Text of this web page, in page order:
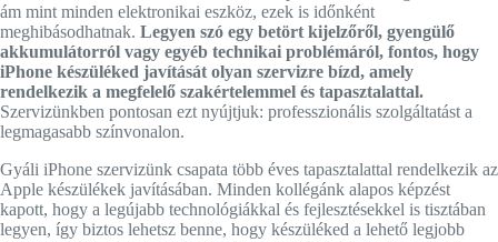
ám mint minden elektronikai eszköz, ezek is időnként
meghibásodhatnak. Legyen szó egy betört kijelzőről, gyengülő
akkumulátorról vagy egyéb technikai problémáról, fontos, hogy
iPhone készüléked javítását olyan szervizre bízd, amely
rendelkezik a megfelelő szakértelemmel és tapasztalattal.
Szervizünkben pontosan ezt nyújtjuk: professzionális szolgáltatást a
legmagasabb színvonalon.
Gyáli iPhone szervizünk csapata több éves tapasztalattal rendelkezik az
Apple készülékek javításában. Minden kollégánk alapos képzést
kapott, hogy a legújabb technológiákkal és fejlesztésekkel is tisztában
legyen, így biztos lehetsz benne, hogy készüléked a lehető legjobb